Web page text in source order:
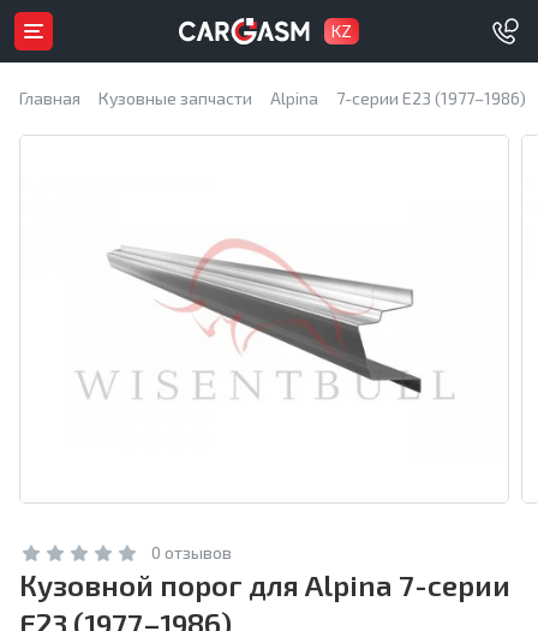
KZ
Главная Кузовные запчасти Alpina 7-серии E23 (1977–1986)
0 отзывов
Кузовной порог для Alpina 7-серии
E23 (1977–1986)